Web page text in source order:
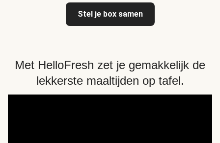
Stel je box samen
Met HelloFresh zet je gemakkelijk de
lekkerste maaltijden op tafel.